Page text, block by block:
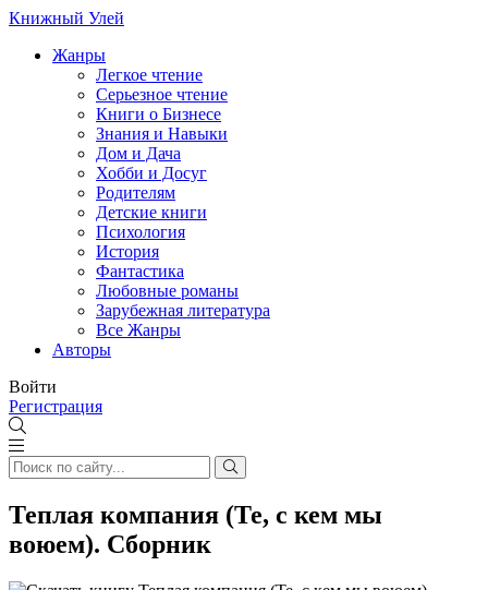
Книжный Улей
Жанры
Легкое чтение
Серьезное чтение
Книги о Бизнесе
Знания и Навыки
Дом и Дача
Хобби и Досуг
Родителям
Детские книги
Психология
История
Фантастика
Любовные романы
Зарубежная литература
Все Жанры
Авторы
Войти
Регистрация
Теплая компания (Те, с кем мы
воюем). Сборник